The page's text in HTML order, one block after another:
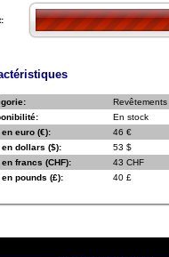
En stock
euro (€):
46 €
dollars ($):
53 $
francs (CHF):
43 CHF
pounds (£):
40 £